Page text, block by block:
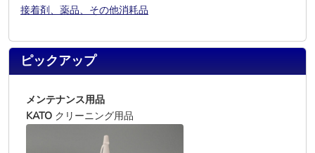
接着剤、薬品、その他消耗品
ピックアップ
メンテナンス用品
KATO クリーニング用品